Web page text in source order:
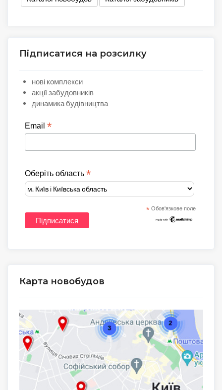
Підписатися на розсилку
нові комплекси
акції забудовників
динамика будівництва
Email *
Оберіть область *
* Обов'язкове поле
Карта новобудов